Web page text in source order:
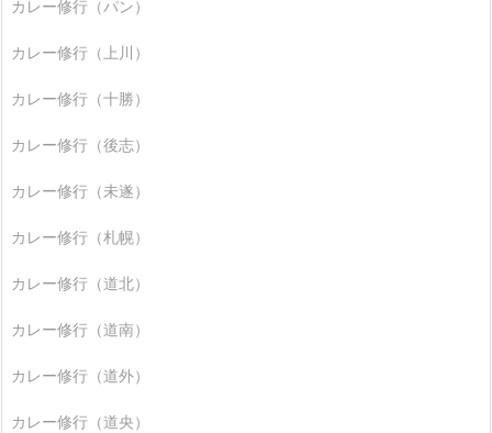
カレー修行（パン）
カレー修行（上川）
カレー修行（十勝）
カレー修行（後志）
カレー修行（未遂）
カレー修行（札幌）
カレー修行（道北）
カレー修行（道南）
カレー修行（道外）
カレー修行（道央）